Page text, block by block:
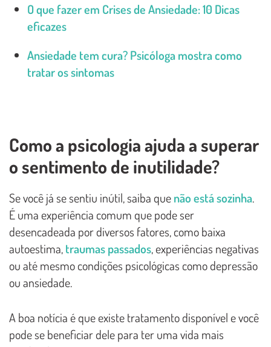
O que fazer em Crises de Ansiedade: 10 Dicas
eficazes
Ansiedade tem cura? Psicóloga mostra como
tratar os sintomas
Como a psicologia ajuda a superar
o sentimento de inutilidade?
Se você já se sentiu inútil, saiba quenão está sozinha.
É uma experiência comum que pode ser
desencadeada por diversos fatores, como baixa
autoestima,traumas passados, experiências negativas
ou até mesmo condições psicológicas como depressão
ou ansiedade.
A boa notícia é que existe tratamento disponível e você
pode se beneficiar dele para ter uma vida mais